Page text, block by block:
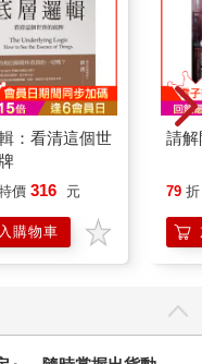
：看清這個世
價 316 元
購物車
請解
79 折